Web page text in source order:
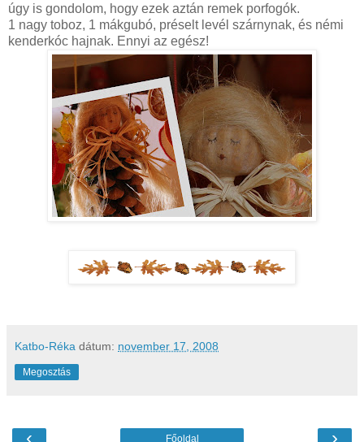
úgy is gondolom, hogy ezek aztán remek porfogók.
1 nagy toboz, 1 mákgubó, préselt levél szárnynak, és némi
kenderkóc hajnak. Ennyi az egész!
Katbo-Réka dátum: november 17, 2008
Megosztás
‹ ›
Főoldal